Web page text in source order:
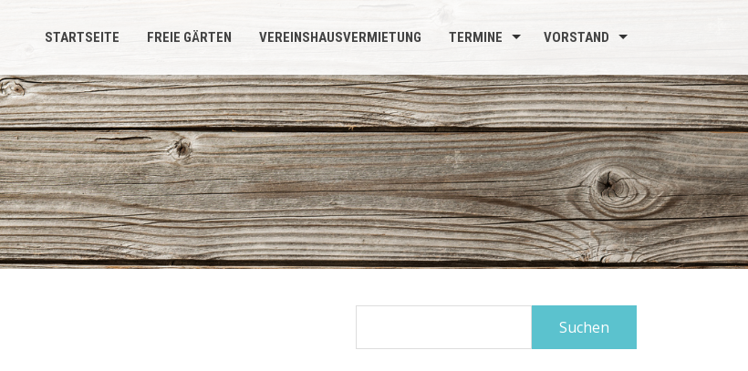
STARTSEITE FREIE GÄRTEN VEREINSHAUSVERMIETUNG TERMINE VORSTAND